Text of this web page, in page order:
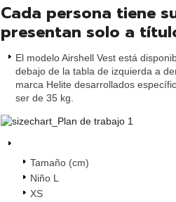
Cada persona tiene
presentan solo a
El modelo Airshell Vest está
debajo de la tabla de izquierda a
marca Helite desarrollados
ser de 35 kg.
Tamaño (cm)
Niño L
XS